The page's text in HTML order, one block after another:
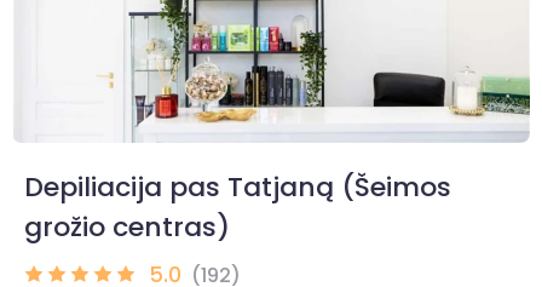
Depiliacija pas Tatjaną (Šeimos
grožio centras)
5.0 (192)